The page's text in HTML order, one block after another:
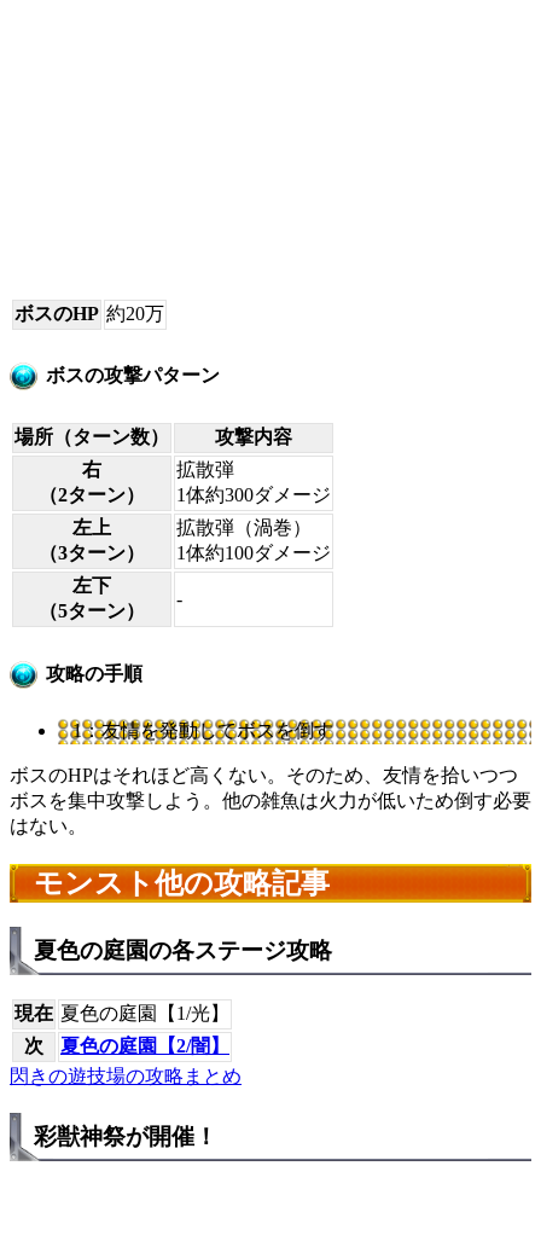
ボスのHP 約20万
ボスの攻撃パターン
場所（ターン数）
攻撃内容
右
（2ターン）
拡散弾
1体約300ダメージ
左上
（3ターン）
拡散弾（渦巻）
1体約100ダメージ
左下
（5ターン）
-
攻略の手順
1：友情を発動してボスを倒す
ボスのHPはそれほど高くない。そのため、友情を拾いつつ
ボスを集中攻撃しよう。他の雑魚は火力が低いため倒す必要
はない。
モンスト他の攻略記事
夏色の庭園の各ステージ攻略
現在 夏色の庭園【1/光】
次
夏色の庭園【2/闇】
閃きの遊技場の攻略まとめ
彩獣神祭が開催！